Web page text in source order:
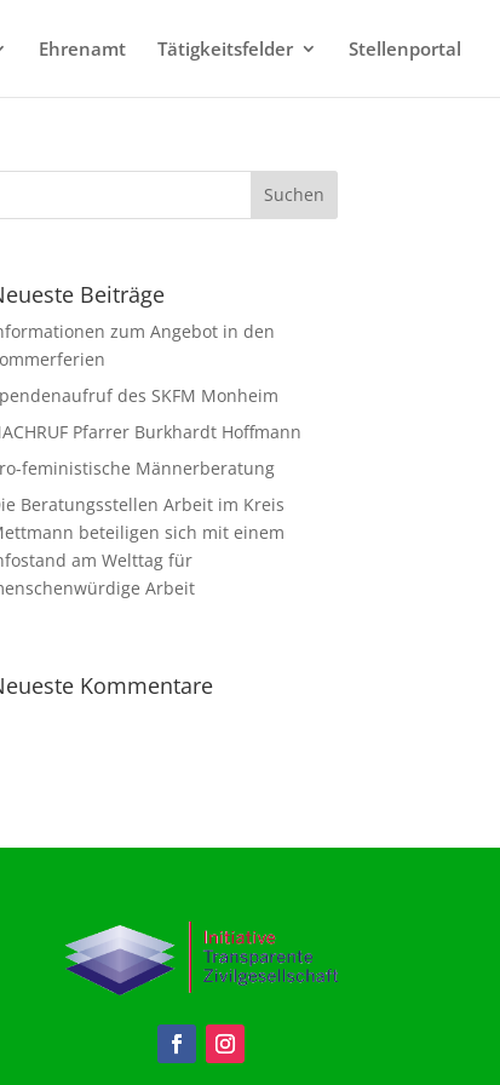
Ehrenamt Tätigkeitsfelder Stellenportal
Beiträge
zum Angebot in den
des SKFM Monheim
Pfarrer Burkhardt Hoffmann
feministische Männerberatung
Beratungsstellen Arbeit im Kreis
beteiligen sich mit einem
am Welttag für
Arbeit
Kommentare